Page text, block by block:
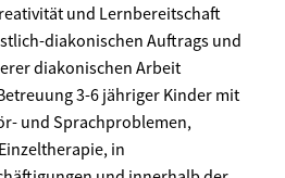
und Lernbereitschaft
diakonischen Auftrags und
diakonischen Arbeit
3-6 jähriger Kinder mit
und Sprachproblemen,
in